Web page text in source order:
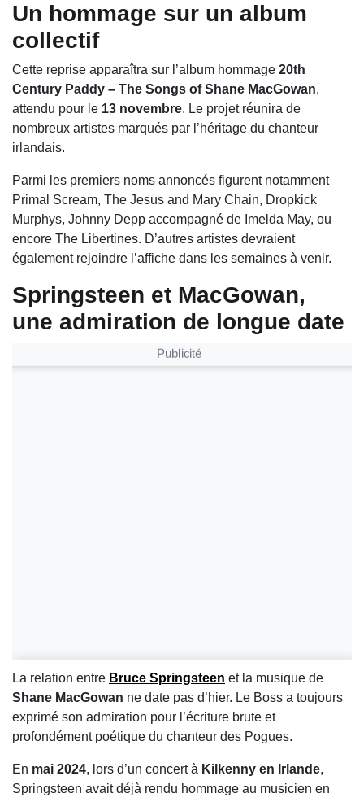
Un hommage sur un album
collectif
Cette reprise apparaîtra sur l’album hommage 20th
Century Paddy – The Songs of Shane MacGowan,
attendu pour le 13 novembre. Le projet réunira de
nombreux artistes marqués par l’héritage du chanteur
irlandais.
Parmi les premiers noms annoncés figurent notamment
Primal Scream, The Jesus and Mary Chain, Dropkick
Murphys, Johnny Depp accompagné de Imelda May, ou
encore The Libertines. D’autres artistes devraient
également rejoindre l’affiche dans les semaines à venir.
Springsteen et MacGowan,
une admiration de longue date
Publicité
La relation entre Bruce Springsteen et la musique de
Shane MacGowan ne date pas d’hier. Le Boss a toujours
exprimé son admiration pour l’écriture brute et
profondément poétique du chanteur des Pogues.
En mai 2024, lors d’un concert à Kilkenny en Irlande,
Springsteen avait déjà rendu hommage au musicien en